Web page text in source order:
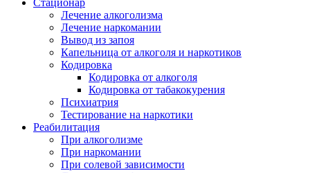
Стационар
Лечение алкоголизма
Лечение наркомании
Вывод из запоя
Капельница от алкоголя и наркотиков
Кодировка
Кодировка от алкоголя
Кодировка от табакокурения
Психиатрия
Тестирование на наркотики
Реабилитация
При алкоголизме
При наркомании
При солевой зависимости